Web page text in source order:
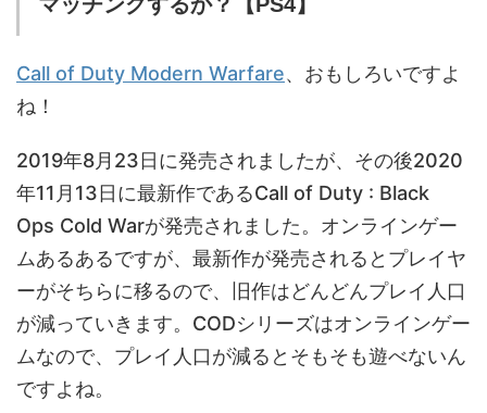
Call of Duty Modern Warfare、おもしろいですよ
ね！
2019年8月23日に発売されましたが、その後2020
年11月13日に最新作であるCall of Duty : Black
Ops Cold Warが発売されました。オンラインゲー
ムあるあるですが、最新作が発売されるとプレイヤ
ーがそちらに移るので、旧作はどんどんプレイ人口
が減っていきます。CODシリーズはオンラインゲー
ムなので、プレイ人口が減るとそもそも遊べないん
ですよね。